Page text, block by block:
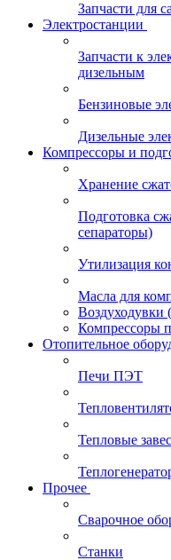
Запчасти для
Электростанции
Запчасти к
дизельным
Бензиновые
Дизельные
Компрессоры и
Хранение
Подготовка
сепараторы)
Утилизация
Масла для
Воздуходувки
Компрессоры
Отопительное
Печи ПЭТ
Тепловые
Прочее
Сварочное
Станки